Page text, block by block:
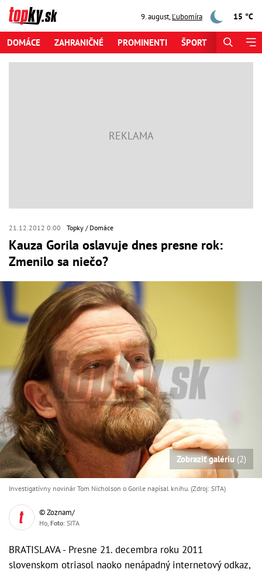
9. august,Ľubomíra 15 °C
DOMÁCE ZAHRANIČNÉ PROMINENTI ŠPORT
21.12.2012 0:00 Topky Domáce
Kauza Gorila oslavuje dnes presne rok:
Zmenilo sa niečo?
Zobraziť galériu (2)
Investigatívny novinár Tom Nicholson o Gorile napísal knihu. (Zdroj: SITA)
© Zoznam/
Ho, Foto: SITA
BRATISLAVA - Presne 21. decembra roku 2011
slovenskom otriasol naoko nenápadný internetový odkaz,